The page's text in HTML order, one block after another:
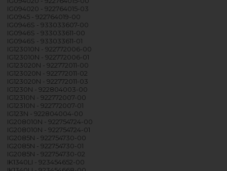
IG094020 - 922764015-03
IG0945 - 922764019-00
IG0946S - 933033607-00
IG0946S - 933033611-00
IG0946S - 933033611-01
IG123010N - 922772006-00
IG123010N - 922772006-01
IG123020N - 922772011-00
IG123020N - 922772011-02
IG123020N - 922772011-03
IG1230N - 922804003-00
IG12310N - 922772007-00
IG12310N - 922772007-01
IG123N - 922804004-00
IG208010N - 922754724-00
IG208010N - 922754724-01
IG2085N - 922754730-00
IG2085N - 922754730-01
IG2085N - 922754730-02
IK1340LI - 923454652-00